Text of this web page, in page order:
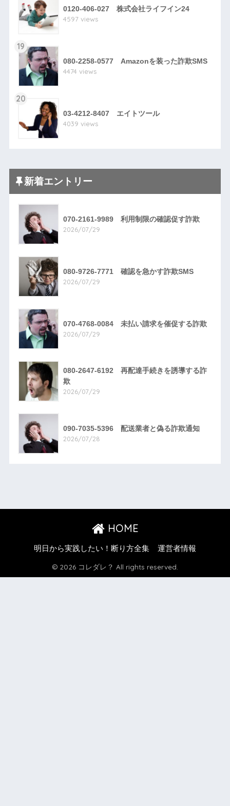
0120-406-027 株式会社ライフイン24
4597 views
19
080-2258-0577 Amazonを装った詐欺SMS
4474 views
20
03-4212-8407 エイトツール
4039 views
新着エントリー
070-2161-9989 利用制限の確認促す詐欺
2026/07/29
080-9726-7771 確認を急かす詐欺SMS
2026/07/29
070-4768-0084 未払い請求を催促する詐欺
2026/07/29
080-2647-6192 再配達手続きを誘導する詐
欺
2026/07/29
090-7035-5396 配送業者と偽る詐欺通知
2026/07/28
HOME
明日から実践したい！断り方全集 運営者情報
© 2026 コレダレ？ All rights reserved.